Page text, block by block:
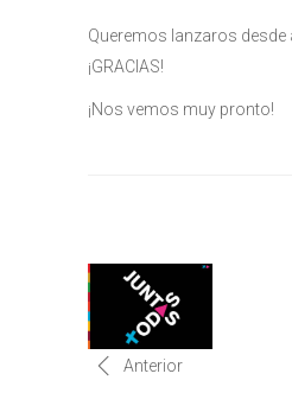
Queremos lanzaros desde
¡GRACIAS!
¡Nos vemos muy pronto!
Anterior